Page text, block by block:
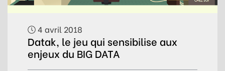
4 avril 2018
Datak, le jeu qui sensibilise aux
enjeux du BIG DATA